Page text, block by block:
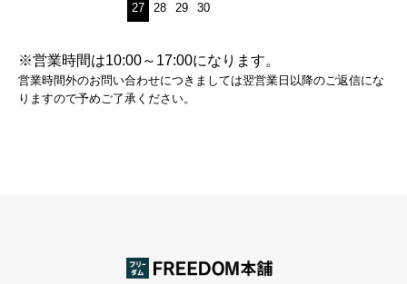
27
28 29 30
※営業時間は10:00～17:00になります。
営業時間外のお問い合わせにつきましては翌営業日以降のご返信にな
りますので予めご了承ください。